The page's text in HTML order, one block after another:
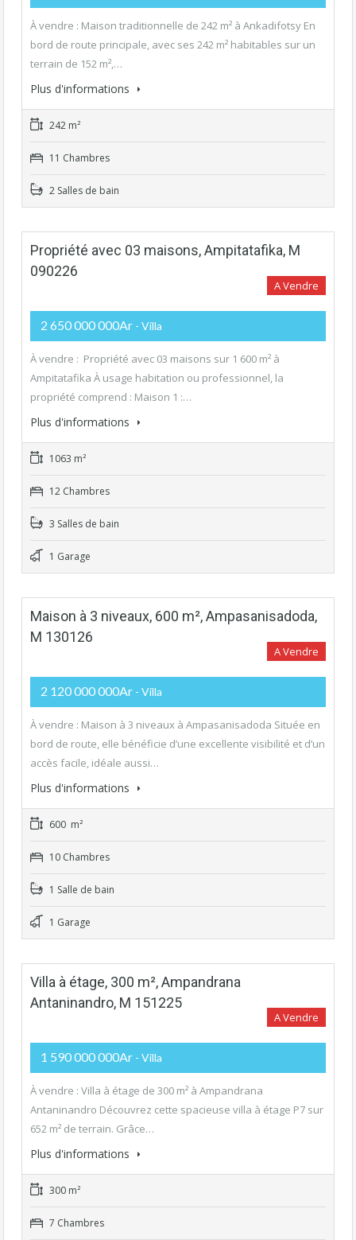
À vendre : Maison traditionnelle de 242 m² à Ankadifotsy En
bord de route principale, avec ses 242 m² habitables sur un
terrain de 152 m²,…
Plus d'informations
242 m²
11 Chambres
2 Salles de bain
Propriété avec 03 maisons, Ampitatafika, M
090226
A Vendre
2 650 000 000Ar - Villa
À vendre : Propriété avec 03 maisons sur 1 600 m² à
Ampitatafika À usage habitation ou professionnel, la
propriété comprend : Maison 1 :…
Plus d'informations
1063 m²
12 Chambres
3 Salles de bain
1 Garage
Maison à 3 niveaux, 600 m², Ampasanisadoda,
M 130126
A Vendre
2 120 000 000Ar - Villa
À vendre : Maison à 3 niveaux à Ampasanisadoda Située en
bord de route, elle bénéficie d’une excellente visibilité et d’un
accès facile, idéale aussi…
Plus d'informations
600 m²
10 Chambres
1 Salle de bain
1 Garage
Villa à étage, 300 m², Ampandrana
Antaninandro, M 151225
A Vendre
1 590 000 000Ar - Villa
À vendre : Villa à étage de 300 m² à Ampandrana
Antaninandro Découvrez cette spacieuse villa à étage P7 sur
652 m² de terrain. Grâce…
Plus d'informations
300 m²
7 Chambres